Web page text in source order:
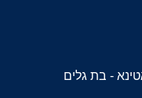
- בת גלים